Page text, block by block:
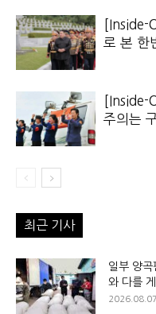
[Inside-
로 본 한
[Inside-
주의는
최근 기사
일부 양
와 다를